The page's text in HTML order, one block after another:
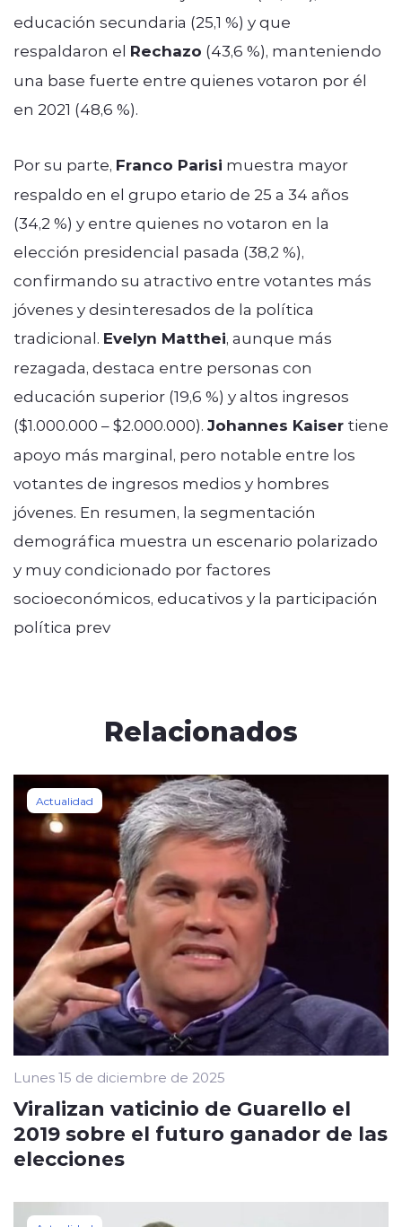
educación secundaria (25,1 %) y que
respaldaron el Rechazo (43,6 %), manteniendo
una base fuerte entre quienes votaron por él
en 2021 (48,6 %).
Por su parte, Franco Parisi muestra mayor
respaldo en el grupo etario de 25 a 34 años
(34,2 %) y entre quienes no votaron en la
elección presidencial pasada (38,2 %),
confirmando su atractivo entre votantes más
jóvenes y desinteresados de la política
tradicional. Evelyn Matthei, aunque más
rezagada, destaca entre personas con
educación superior (19,6 %) y altos ingresos
($1.000.000 – $2.000.000). Johannes Kaiser tiene
apoyo más marginal, pero notable entre los
votantes de ingresos medios y hombres
jóvenes. En resumen, la segmentación
demográfica muestra un escenario polarizado
y muy condicionado por factores
socioeconómicos, educativos y la participación
política prev
Relacionados
Actualidad
Lunes 15 de diciembre de 2025
Viralizan vaticinio de Guarello el
2019 sobre el futuro ganador de las
elecciones